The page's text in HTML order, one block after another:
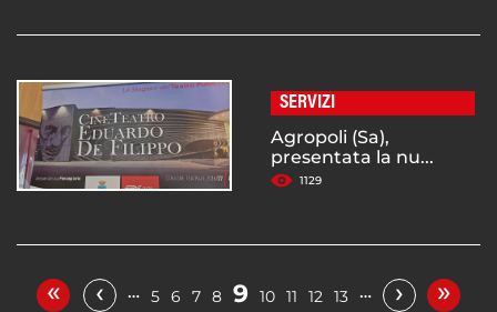
SERVIZI
Agropoli (Sa),
presentata la nu...
1129
« ‹ … 5 6 7 8 9 10 11 12 13 … › »